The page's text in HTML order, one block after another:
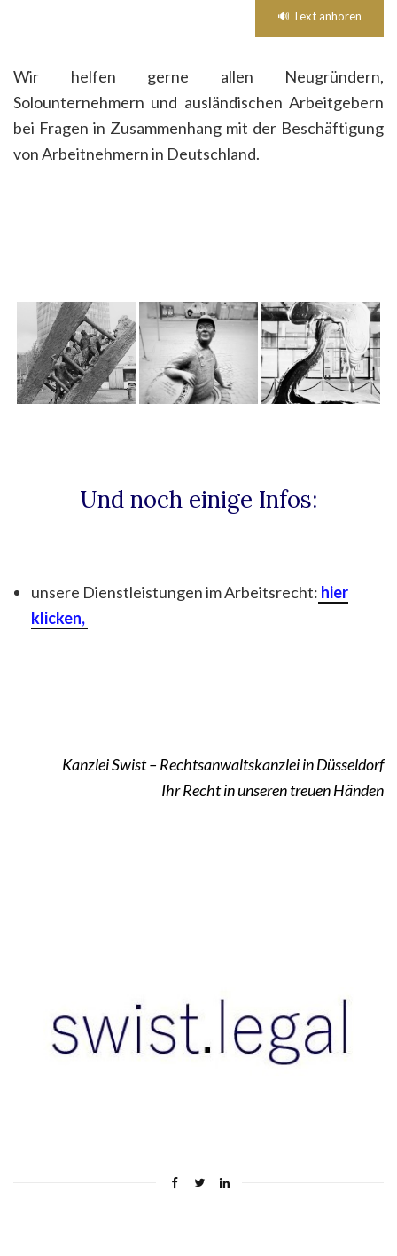
🔊 Text anhören
Wir helfen gerne allen Neugründern,
Solounternehmern und ausländischen Arbeitgebern
bei Fragen in Zusammenhang mit der Beschäftigung
von Arbeitnehmern in Deutschland.
Und noch einige Infos:
unsere Dienstleistungen im Arbeitsrecht: hier
klicken,
Kanzlei Swist – Rechtsanwaltskanzlei in Düsseldorf
Ihr Recht in unseren treuen Händen